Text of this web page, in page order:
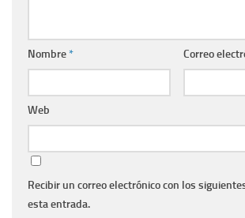
Nombre* Correo
Web
Recibir un correo electrónico con los
esta entrada.